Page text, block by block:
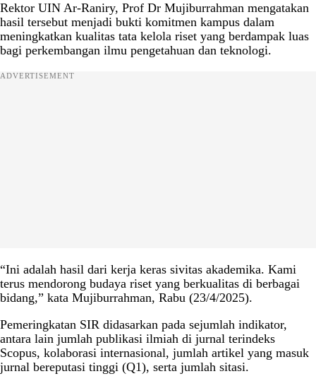
Rektor UIN Ar-Raniry, Prof Dr Mujiburrahman mengatakan
hasil tersebut menjadi bukti komitmen kampus dalam
meningkatkan kualitas tata kelola riset yang berdampak luas
bagi perkembangan ilmu pengetahuan dan teknologi.
ADVERTISEMENT
“Ini adalah hasil dari kerja keras sivitas akademika. Kami
terus mendorong budaya riset yang berkualitas di berbagai
bidang,” kata Mujiburrahman, Rabu (23/4/2025).
Pemeringkatan SIR didasarkan pada sejumlah indikator,
antara lain jumlah publikasi ilmiah di jurnal terindeks
Scopus, kolaborasi internasional, jumlah artikel yang masuk
jurnal bereputasi tinggi (Q1), serta jumlah sitasi.